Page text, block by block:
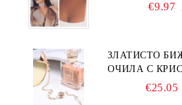
€9.97
ЗЛАТИСТО
ОЧИЛА С
€25.05